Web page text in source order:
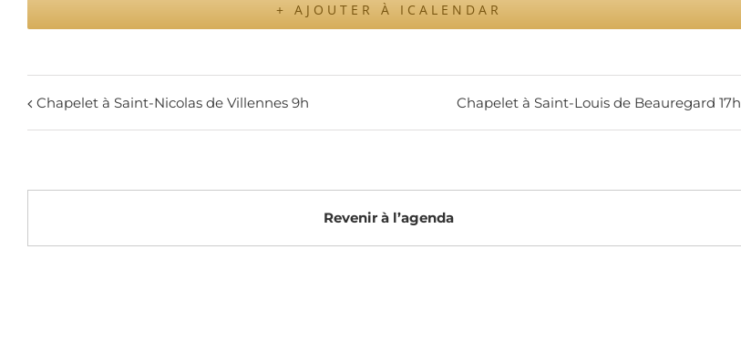
+ AJOUTER À ICALENDAR
Chapelet à Saint-Nicolas de Villennes 9h Chapelet à Saint-Louis de Beauregard 17h
Revenir à l’agenda